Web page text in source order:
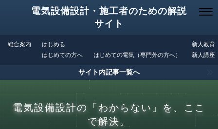
電気設備設計・施工者のための解説
サイト
総合案内
はじめる
はじめての方へ
はじめての電気（専門外の方へ）
新人教育
新人講座
サイト内記事一覧へ
電気設備設計の「わからない」を、ここ
で解決。